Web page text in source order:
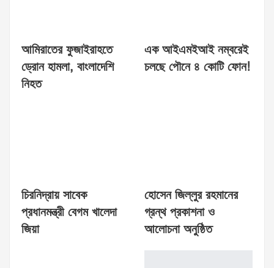
আমিরাতের ফুজাইরাহতে
ড্রোন হামলা, বাংলাদেশি
নিহত
এক আইএমইআই নম্বরেই
চলছে পৌনে ৪ কোটি ফোন!
চিরনিদ্রায় সাবেক
প্রধানমন্ত্রী বেগম খালেদা
জিয়া
হোসেন জিল্লুর রহমানের
গ্রন্থ প্রকাশনা ও
আলোচনা অনুষ্ঠিত